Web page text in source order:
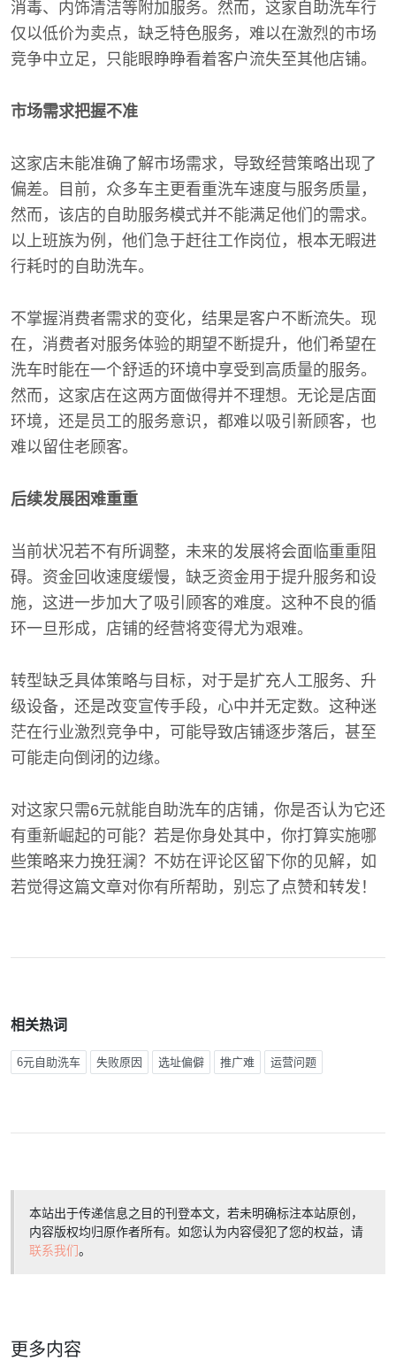
消毒、内饰清洁等附加服务。然而，这家自助洗车行
仅以低价为卖点，缺乏特色服务，难以在激烈的市场
竞争中立足，只能眼睁睁看着客户流失至其他店铺。
市场需求把握不准
这家店未能准确了解市场需求，导致经营策略出现了
偏差。目前，众多车主更看重洗车速度与服务质量，
然而，该店的自助服务模式并不能满足他们的需求。
以上班族为例，他们急于赶往工作岗位，根本无暇进
行耗时的自助洗车。
不掌握消费者需求的变化，结果是客户不断流失。现
在，消费者对服务体验的期望不断提升，他们希望在
洗车时能在一个舒适的环境中享受到高质量的服务。
然而，这家店在这两方面做得并不理想。无论是店面
环境，还是员工的服务意识，都难以吸引新顾客，也
难以留住老顾客。
后续发展困难重重
当前状况若不有所调整，未来的发展将会面临重重阻
碍。资金回收速度缓慢，缺乏资金用于提升服务和设
施，这进一步加大了吸引顾客的难度。这种不良的循
环一旦形成，店铺的经营将变得尤为艰难。
转型缺乏具体策略与目标，对于是扩充人工服务、升
级设备，还是改变宣传手段，心中并无定数。这种迷
茫在行业激烈竞争中，可能导致店铺逐步落后，甚至
可能走向倒闭的边缘。
对这家只需6元就能自助洗车的店铺，你是否认为它还
有重新崛起的可能？若是你身处其中，你打算实施哪
些策略来力挽狂澜？不妨在评论区留下你的见解，如
若觉得这篇文章对你有所帮助，别忘了点赞和转发！
相关热词
6元自助洗车 失败原因 选址偏僻 推广难 运营问题
本站出于传递信息之目的刊登本文，若未明确标注本站原创，
内容版权均归原作者所有。如您认为内容侵犯了您的权益，请
联系我们。
更多内容